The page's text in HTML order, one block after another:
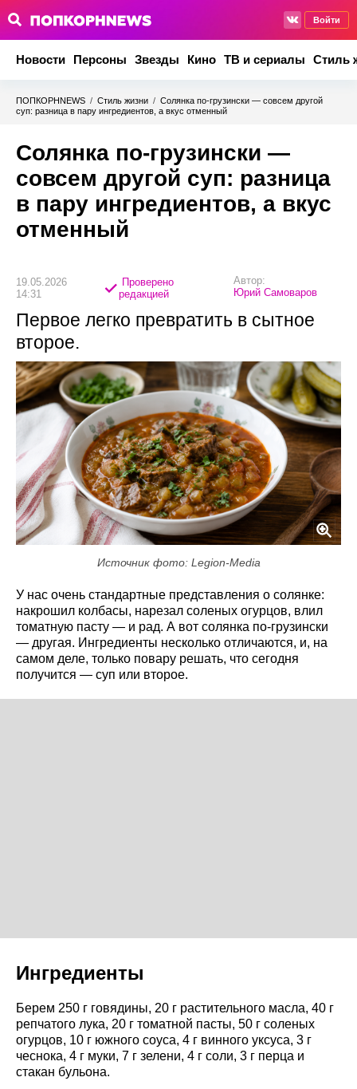
Войти
Новости Персоны Звезды Кино ТВ и сериалы Стиль
ПОПКОРНNEWS / Стиль жизни / Солянка по-грузински — совсем другой
суп: разница в пару ингредиентов, а вкус отменный
Солянка по-грузински —
совсем другой суп: разница
в пару ингредиентов, а вкус
отменный
19.05.2026
14:31
Проверено
редакцией
Автор:
Юрий Самоваров
Первое легко превратить в сытное
второе.
Источник фото: Legion-Media
У нас очень стандартные представления о солянке:
накрошил колбасы, нарезал соленых огурцов, влил
томатную пасту — и рад. А вот солянка по-грузински
— другая. Ингредиенты несколько отличаются, и, на
самом деле, только повару решать, что сегодня
получится — суп или второе.
Ингредиенты
Берем 250 г говядины, 20 г растительного масла, 40 г
репчатого лука, 20 г томатной пасты, 50 г соленых
огурцов, 10 г южного соуса, 4 г винного уксуса, 3 г
чеснока, 4 г муки, 7 г зелени, 4 г соли, 3 г перца и
стакан бульона.